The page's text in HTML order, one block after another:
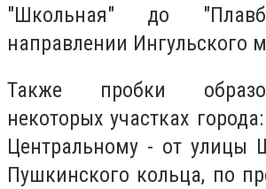
"Школьная" до
направлении Ингульского
Также пробки
некоторых участках
Центральному - от улицы
Пушкинского кольца, по